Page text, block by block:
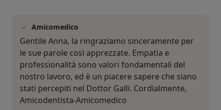
Amicomedico
Gentile Anna, la ringraziamo sinceramente per
le sue parole così apprezzate. Empatia e
professionalità sono valori fondamentali del
nostro lavoro, ed è un piacere sapere che siano
stati percepiti nel Dottor Galli. Cordialmente,
Amicodentista-Amicomedico